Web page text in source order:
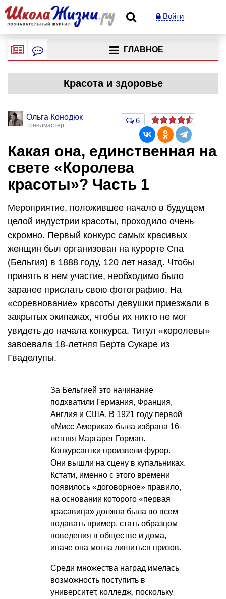
Войти
ГЛАВНОЕ
Красота и здоровье
Ольга Конодюк
Грандмастер
6
Какая она, единственная на
свете «Королева
красоты»? Часть 1
Мероприятие, положившее начало в будущем
целой индустрии красоты, проходило очень
скромно. Первый конкурс самых красивых
женщин был организован на курорте Спа
(Бельгия) в 1888 году, 120 лет назад. Чтобы
принять в нем участие, необходимо было
заранее прислать свою фотографию. На
«соревнование» красоты девушки приезжали в
закрытых экипажах, чтобы их никто не мог
увидеть до начала конкурса. Титул «королевы»
завоевала 18-летняя Берта Сукаре из
Гваделупы.
За Бельгией это начинание
подхватили Германия, Франция,
Англия и США. В 1921 году первой
«Мисс Америка» была избрана 16-
летняя Маргарет Горман.
Конкурсантки произвели фурор.
Они вышли на сцену в купальниках.
Кстати, именно с этого времени
появилось «договорное» правило,
на основании которого «первая
красавица» должна была во всем
подавать пример, стать образцом
поведения в обществе и дома,
иначе она могла лишиться призов.
Среди множества наград имелась
возможность поступить в
университет, колледж, поскольку